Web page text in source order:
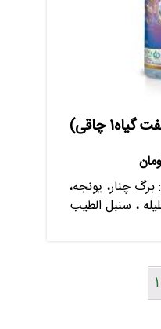
چاقی)
برگ چنار، یونجه،
، سنبل الطیب
1